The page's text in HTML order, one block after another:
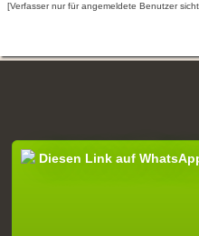
[Verfasser nur für angemeldete Benutzer
Diesen Link auf